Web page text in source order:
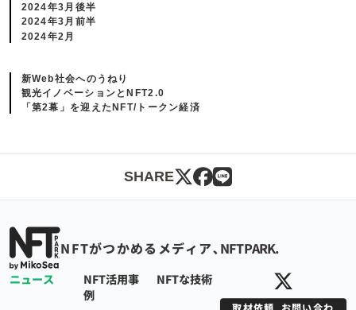
2024年3月後半
2024年3月前半
2024年2月
新Web社会へのうねり
観光イノベーションとNFT2.0
「第2幕」を迎えたNFT/トークン経済
SHARE
NFTPARK.
NFTがつかめるメディア､NFTPARK.
ニュース
NFT活用事
例
NFTな技術